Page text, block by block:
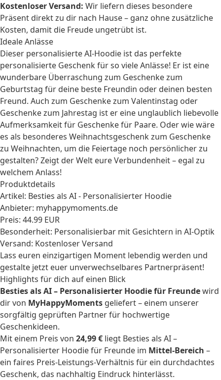
Kostenloser Versand: Wir liefern dieses besondere
Präsent direkt zu dir nach Hause – ganz ohne zusätzliche
Kosten, damit die Freude ungetrübt ist.
Ideale Anlässe
Dieser personalisierte AI-Hoodie ist das perfekte
personalisierte Geschenkfür so viele Anlässe! Er ist eine
wunderbare Überraschung zum Geschenke zum
Geburtstag für deine beste Freundin oder deinen besten
Freund. Auch zum Geschenke zum Valentinstag oder
Geschenke zum Jahrestag ist er eine unglaublich liebevolle
Aufmerksamkeit für Geschenke für Paare. Oder wie wäre
es als besonderes Weihnachtsgeschenk zum Geschenke
zu Weihnachten, um die Feiertage noch persönlicher zu
gestalten? Zeigt der Welt eure Verbundenheit – egal zu
welchem Anlass!
Produktdetails
Artikel: Besties als AI - Personalisierter Hoodie
Anbieter: myhappymoments.de
Preis: 44.99 EUR
Besonderheit: Personalisierbar mit Gesichtern in AI-Optik
Versand: Kostenloser Versand
Lass euren einzigartigen Moment lebendig werden und
gestalte jetzt euer unverwechselbares Partnerpräsent!
Highlights für dich auf einen Blick
Besties als AI – Personalisierter Hoodie für Freundewird
dir von MyHappyMoments geliefert – einem unserer
sorgfältig geprüften Partner für hochwertige
Geschenkideen.
Mit einem Preis von 24,99 € liegt Besties als AI –
Personalisierter Hoodie für Freunde im Mittel-Bereich –
ein faires Preis-Leistungs-Verhältnis für ein durchdachtes
Geschenk, das nachhaltig Eindruck hinterlässt.